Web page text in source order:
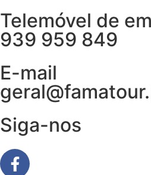
Telemóvel de
939 959 849
E-mail
Siga-nos